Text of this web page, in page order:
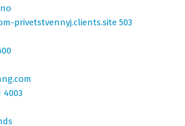
privetstvennyj.clients.site 503
4003